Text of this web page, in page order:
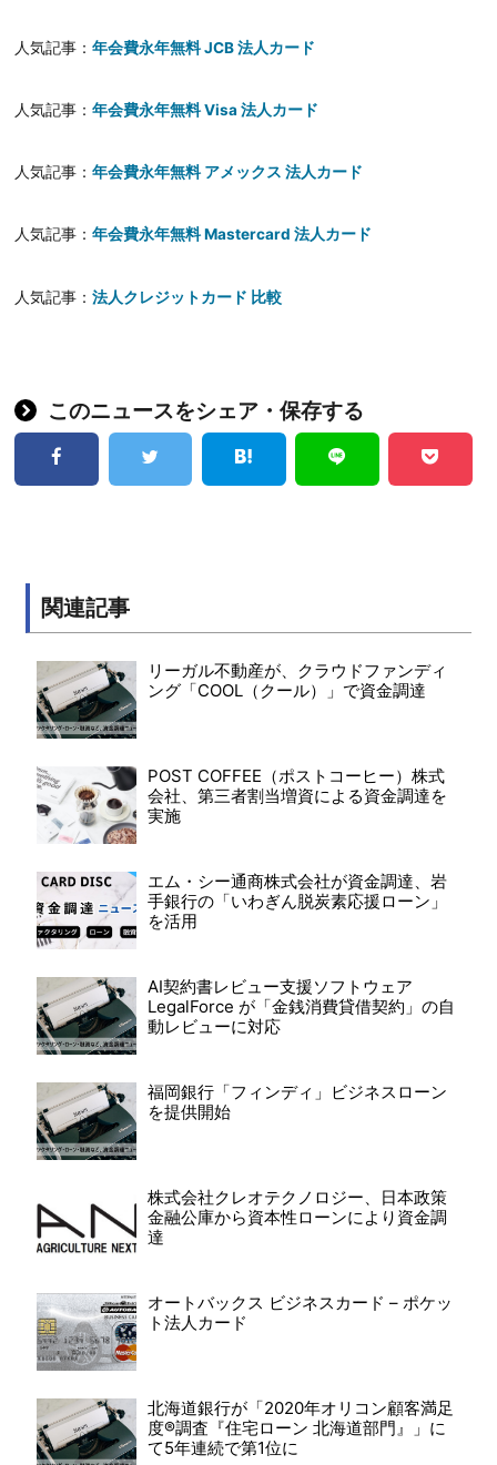
人気記事：年会費永年無料 JCB 法人カード
人気記事：年会費永年無料 Visa 法人カード
人気記事：年会費永年無料 アメックス 法人カード
人気記事：年会費永年無料 Mastercard 法人カード
人気記事：法人クレジットカード 比較
このニュースをシェア・保存する
関連記事
リーガル不動産が、クラウドファンディ
ング「COOL（クール）」で資金調達
POST COFFEE（ポストコーヒー）株式
会社、第三者割当増資による資金調達を
実施
エム・シー通商株式会社が資金調達、岩
手銀行の「いわぎん脱炭素応援ローン」
を活用
AI契約書レビュー支援ソフトウェア
LegalForce が「金銭消費貸借契約」の自
動レビューに対応
福岡銀行「フィンディ」ビジネスローン
を提供開始
株式会社クレオテクノロジー、日本政策
金融公庫から資本性ローンにより資金調
達
オートバックス ビジネスカード – ポケッ
ト法人カード
北海道銀行が「2020年オリコン顧客満足
度®調査『住宅ローン 北海道部門』」に
て5年連続で第1位に